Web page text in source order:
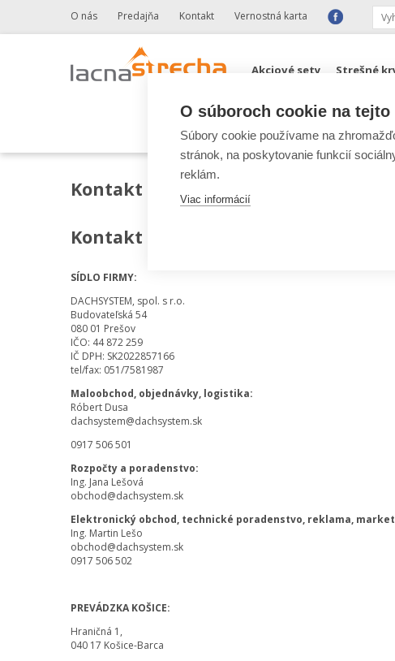
O nás Predajňa Kontakt Vernostná karta
Akciové sety Strešné
Odkvapové systémy KJG,
Kontakt
Kontakt
SÍDLO FIRMY:
DACHSYSTEM, spol. s r.o.
Budovateľská 54
080 01 Prešov
IČO: 44 872 259
IČ DPH: SK2022857166
tel/fax: 051/7581987
Maloobchod, objednávky, logistika:
Róbert Dusa
dachsystem@dachsystem.sk
0917 506 501
Rozpočty a poradenstvo:
Ing. Jana Lešová
obchod@dachsystem.sk
Elektronický obchod, technické poradenstvo, reklama,
Ing. Martin Lešo
obchod@dachsystem.sk
0917 506 502
PREVÁDZKA KOŠICE:
Hraničná 1,
040 17 Košice-Barca
O súboroch cookie na tejto
Súbory cookie používame na
stránok, na poskytovanie funkcií
reklám.
Viac informácií